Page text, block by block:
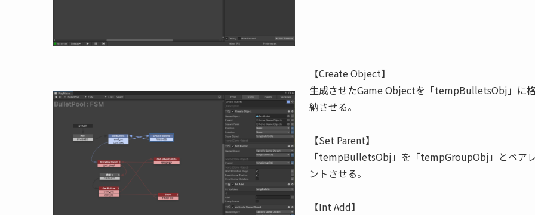
【Create Object】
生成させたGame Objectを「tempBulletsObj」に
納させる。
【Set Parent】
「tempBulletsObj」を「tempGroupObj」とペア
ントさせる。
【Int Add】